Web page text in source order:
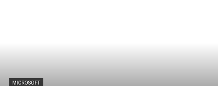
MICROSOFT